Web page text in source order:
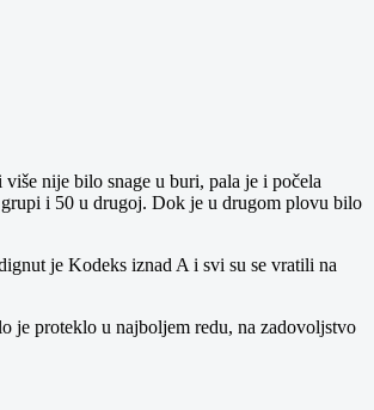
nije bilo snage u buri, pala je i počela
i 50 u drugoj. Dok je u drugom plovu bilo
je Kodeks iznad A i svi su se vratili na
je proteklo u najboljem redu, na zadovoljstvo